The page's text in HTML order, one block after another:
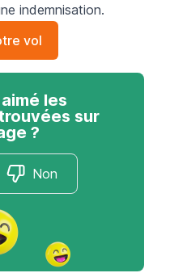
indemnisation.
vol
les
sur
?
Non